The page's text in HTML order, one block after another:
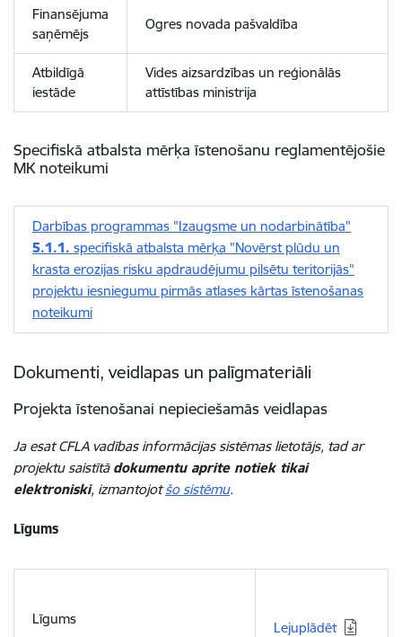
Finansējuma
saņēmējs
Ogres novada pašvaldība
Atbildīgā
iestāde
Vides aizsardzības un reģionālās
attīstības ministrija
Specifiskā atbalsta mērķa īstenošanu reglamentējošie
MK noteikumi
Darbības programmas "Izaugsme un nodarbinātība"
5.1.1. specifiskā atbalsta mērķa "Novērst plūdu un
krasta erozijas risku apdraudējumu pilsētu teritorijās"
projektu iesniegumu pirmās atlases kārtas īstenošanas
noteikumi
Dokumenti, veidlapas un palīgmateriāli
Projekta īstenošanai nepieciešamās veidlapas
Ja esat CFLA vadības informācijas sistēmas lietotājs, tad ar
projektu saistītā dokumentu aprite notiek tikai
elektroniski, izmantojotšo sistēmu.
Līgums
Līgums
Lejuplādēt